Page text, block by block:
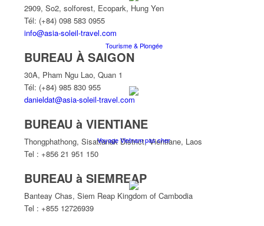
Tourisme & Plongée
Voyage Vietnam pas cher
2909, So2, solforest, Ecopark, Hung Yen
Tél: (+84) 098 583 0955
info@asia-soleil-travel.com
BUREAU À SAIGON
30A, Pham Ngu Lao, Quan 1
Tél: (+84) 985 830 955
danieldat@asia-soleil-travel.com
BUREAU à VIENTIANE
Thongphathong, Sisattanak District, Vientiane, Laos
Tel : +856 21 951 150
BUREAU à SIEMREAP
Banteay Chas, Siem Reap Kingdom of Cambodia
Tel : +855 12726939